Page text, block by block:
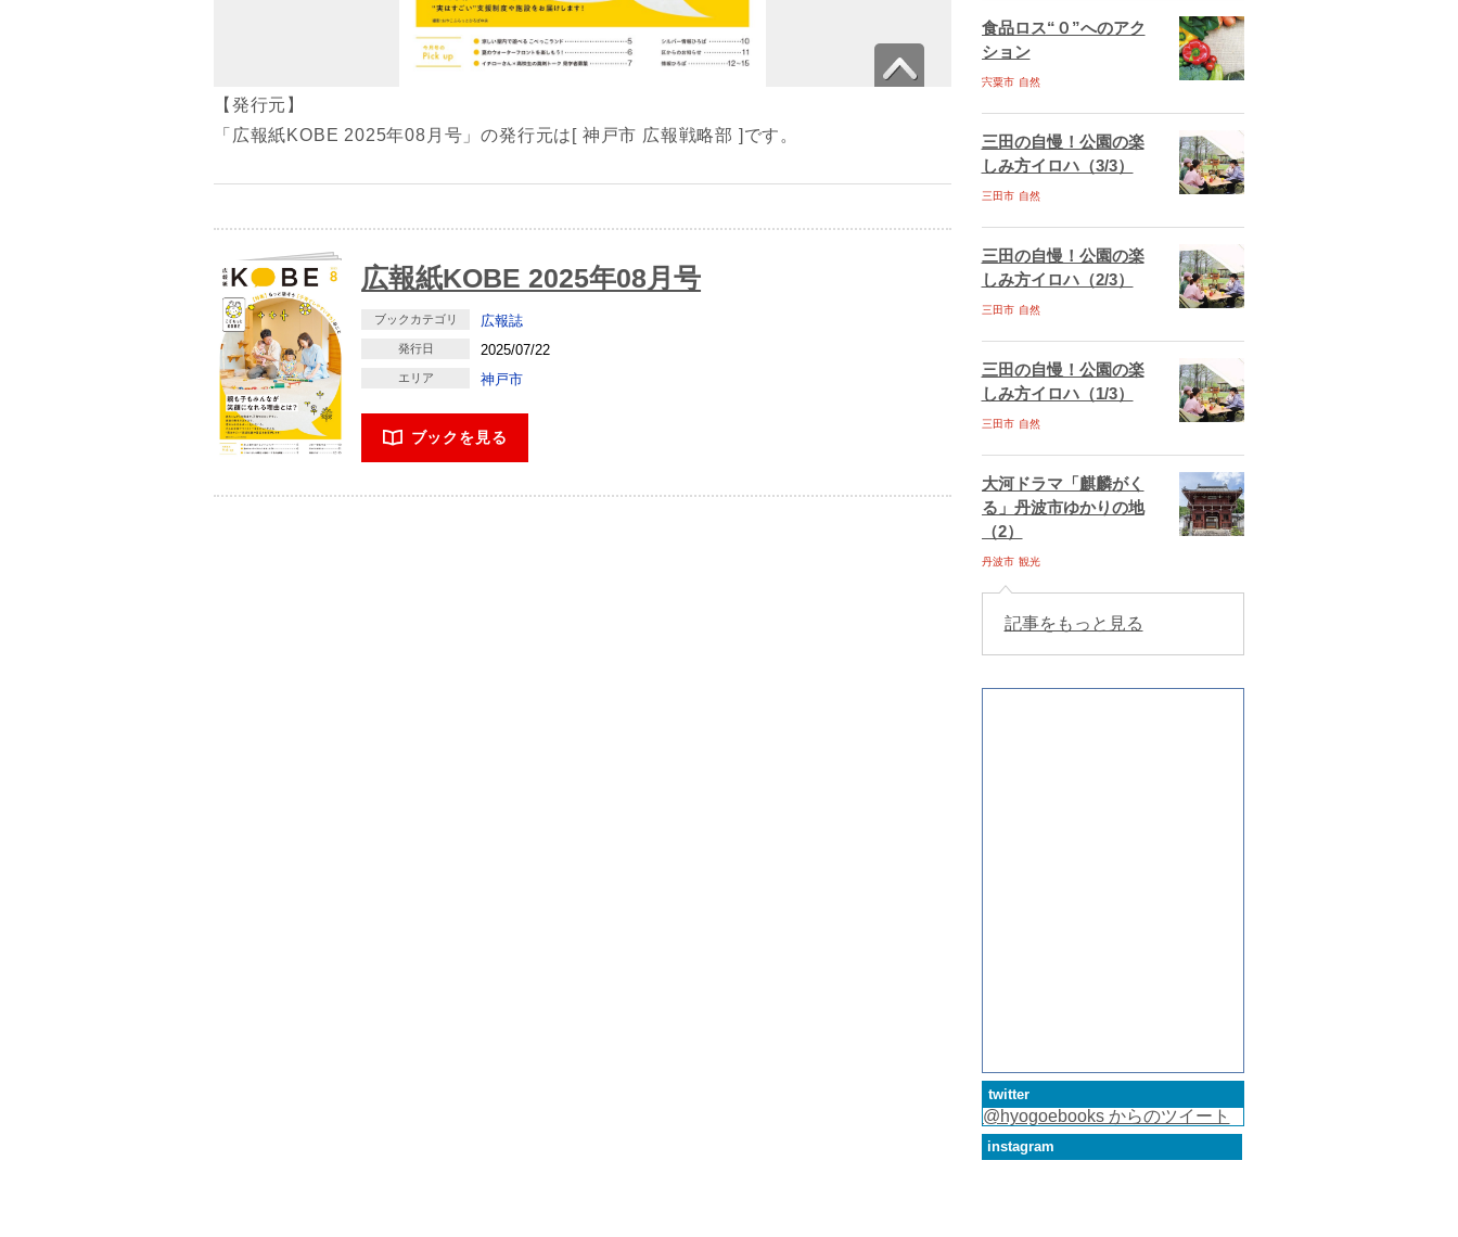
【発行元】
「広報紙KOBE 2025年08月号」の発行元は[ 神戸市 広報戦略部 ]です。
広報紙KOBE 2025年08月号
ブックカテゴリ 広報誌
発行日 2025/07/22
エリア 神戸市
ブックを見る
食品ロス“０”へのアク
ション
宍粟市 自然
三田の自慢！公園の楽
しみ方イロハ（3/3）
三田市 自然
三田の自慢！公園の楽
しみ方イロハ（2/3）
三田市 自然
三田の自慢！公園の楽
しみ方イロハ（1/3）
三田市 自然
大河ドラマ「麒麟がく
る」丹波市ゆかりの地
（2）
丹波市 観光
記事をもっと見る
twitter
@hyogoebooks からのツイート
instagram